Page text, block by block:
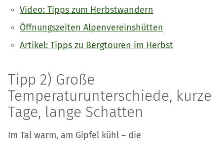
Video: Tipps zum Herbstwandern
Öffnungszeiten Alpenvereinshütten
Artikel: Tipps zu Bergtouren im Herbst
Tipp 2) Große
Temperaturunterschiede, kurze
Tage, lange Schatten
Im Tal warm, am Gipfel kühl – die